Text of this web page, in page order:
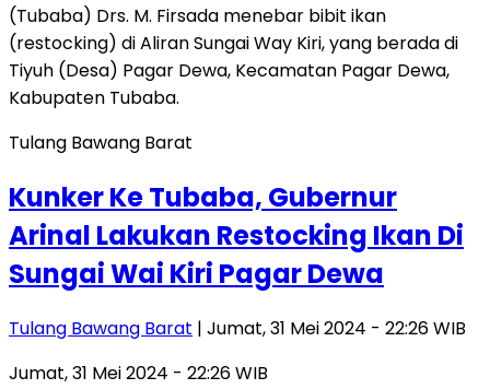
Tulang Bawang Barat
Kunker Ke Tubaba, Gubernur
Arinal Lakukan Restocking Ikan Di
Sungai Wai Kiri Pagar Dewa
Tulang Bawang Barat | Jumat, 31 Mei 2024 - 22:26 WIB
Jumat, 31 Mei 2024 - 22:26 WIB